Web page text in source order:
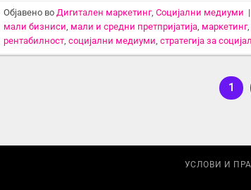
Објавено во Дигитален маркетинг,Социјални медиуми |
мали бизниси мали и средни претпријатија маркетинг
рентабилност ,социјални медиуми ,стратегија за
1
УСЛОВИ И